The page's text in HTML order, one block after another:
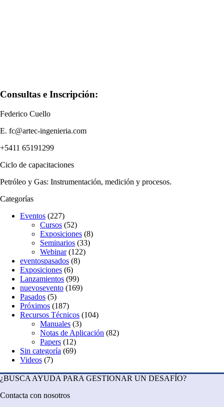
Consultas e Inscripción:
Federico Cuello
E. fc@artec-ingenieria.com
+5411 65191299
Ciclo de capacitaciones
Petróleo y Gas: Instrumentación, medición y procesos.
Categorías
Eventos (227)
Cursos (52)
Exposiciones (8)
Seminarios (33)
Webinar(122)
eventospasados (8)
Exposiciones (6)
Lanzamientos (99)
nuevosevento (169)
Pasados (5)
Próximos (187)
Recursos Técnicos (104)
Manuales (3)
Notas de Aplicación (82)
Papers (12)
Sin categoría (69)
Videos (7)
¿BUSCA AYUDA PARA GESTIONAR UN DESAFÍO?
Contacta con nosotros